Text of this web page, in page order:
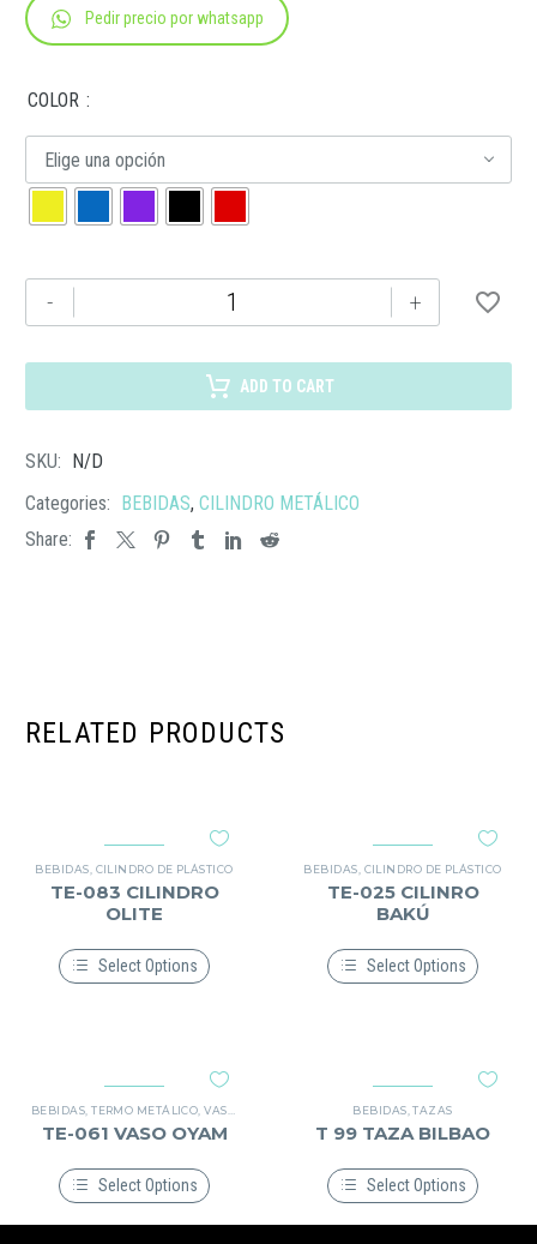
Pedir precio por whatsapp
COLOR
Elige una opción
-
243
cantidad
+
ADD TO CART
SKU: N/D
Categories: BEBIDAS, CILINDRO METÁLICO
Share:
RELATED PRODUCTS
BEBIDAS CILINDRO DE PLÁSTICO
TE-083 CILINDRO
OLITE
Select Options
Este
Las
opciones
se
pueden
elegir
en
la
página
BEBIDAS CILINDRO DE PLÁSTICO
TE-025 CILINRO
BAKÚ
Select Options
Este
Las
opciones
se
pueden
elegir
en
la
página
BEBIDAS ,TERMO METÁLICO ,VASO METÁLICO
TE-061 VASO OYAM
Select Options
Este
producto
BEBIDAS ,TAZAS
T 99 TAZA BILBAO
Select Options
Este
producto